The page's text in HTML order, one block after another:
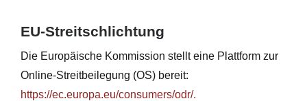
EU-Streitschlichtung
Die Europäische Kommission stellt eine Plattform zur
Online-Streitbeilegung (OS) bereit:
https://ec.europa.eu/consumers/odr/.